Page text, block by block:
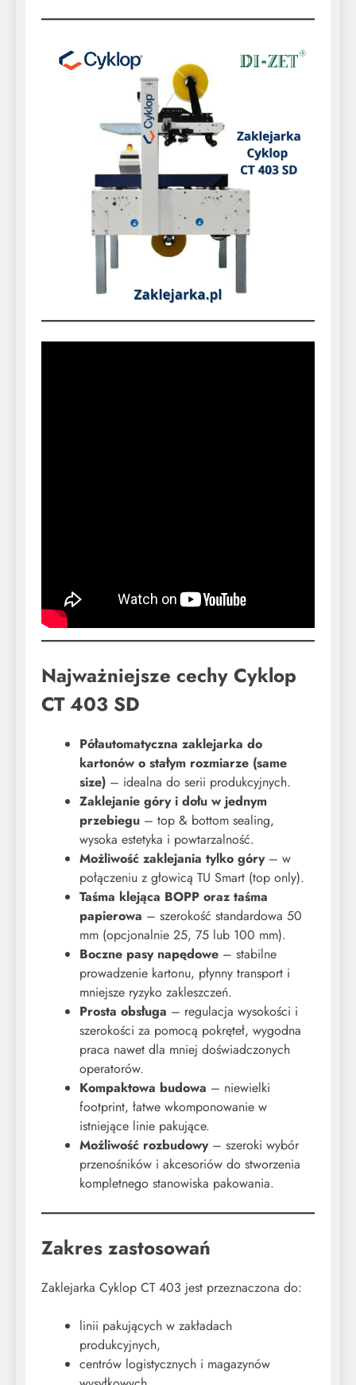
Najważniejsze cechy Cyklop
CT 403 SD
Półautomatyczna zaklejarka do
kartonów o stałym rozmiarze (same
size) – idealna do serii produkcyjnych.
Zaklejanie góry i dołu w jednym
przebiegu – top & bottom sealing,
wysoka estetyka i powtarzalność.
Możliwość zaklejania tylko góry– w
połączeniu z głowicą TU Smart (top only).
Taśma klejąca BOPP oraz taśma
papierowa – szerokość standardowa 50
mm (opcjonalnie 25, 75 lub 100 mm).
Boczne pasy napędowe – stabilne
prowadzenie kartonu, płynny transport i
mniejsze ryzyko zakleszczeń.
Prosta obsługa – regulacja wysokości i
szerokości za pomocą pokręteł, wygodna
praca nawet dla mniej doświadczonych
operatorów.
Kompaktowa budowa – niewielki
footprint, łatwe wkomponowanie w
istniejące linie pakujące.
Możliwość rozbudowy– szeroki wybór
przenośników i akcesoriów do stworzenia
kompletnego stanowiska pakowania.
Zakres zastosowań
Zaklejarka Cyklop CT 403 jest przeznaczona do:
linii pakujących w zakładach
produkcyjnych,
centrów logistycznych i magazynów